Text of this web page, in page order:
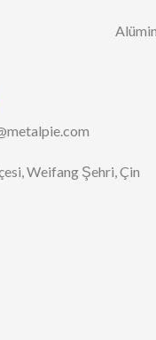
Weifang Şehri, Çin